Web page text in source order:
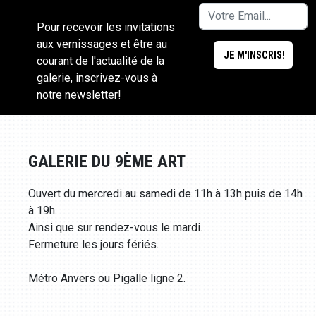
Pour recevoir les invitations
aux vernissages et être au
courant de l'actualité de la
galerie, inscrivez-vous à
notre newsletter!
GALERIE DU 9ÈME ART
Ouvert du mercredi au samedi de 11h à 13h puis de 14h
à 19h.
Ainsi que sur rendez-vous le mardi.
Fermeture les jours fériés.
Métro Anvers ou Pigalle ligne 2.